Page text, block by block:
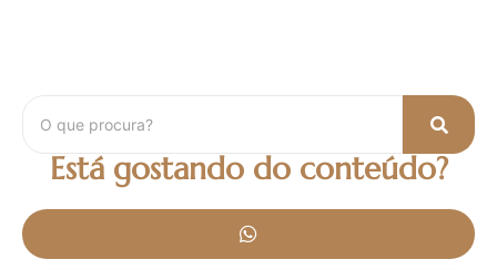
Está gostando do conteúdo?